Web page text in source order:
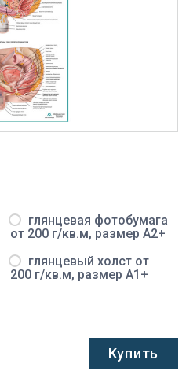
глянцевая фотобумага
от 200 г/кв.м, размер A2+
глянцевый холст от
200 г/кв.м, размер A1+
Купить